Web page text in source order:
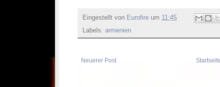
Eingestellt von Eurofire um 11:45
Labels: armenien
Neuerer Post